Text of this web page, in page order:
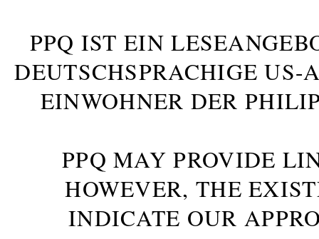
PPQ IST EIN
DEUTSCHSPRACHIGE US-
INWOHNER DER
PPQ MAY PROVIDE
HOWEVER, THE
INDICATE OUR